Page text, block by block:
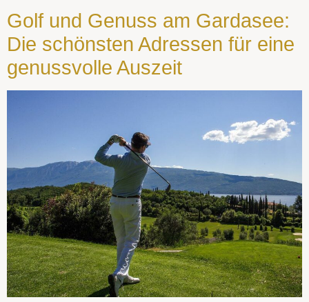
Golf und Genuss am Gardasee:
Die schönsten Adressen für eine
genussvolle Auszeit